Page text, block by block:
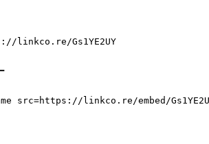
linkco.re/Gs1YE2UY
src=https://linkco.re/embed/